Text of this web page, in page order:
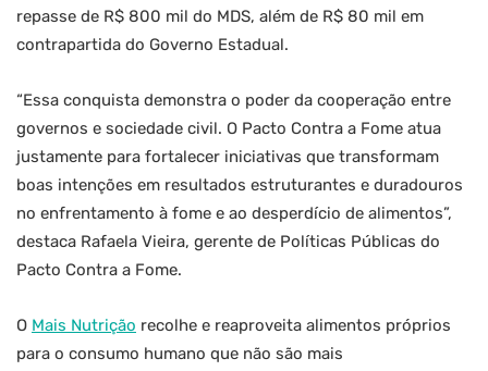
repasse de R$ 800 mil do MDS, além de R$ 80 mil em
contrapartida do Governo Estadual.
“Essa conquista demonstra o poder da cooperação entre
governos e sociedade civil. O Pacto Contra a Fome atua
justamente para fortalecer iniciativas que transformam
boas intenções em resultados estruturantes e duradouros
no enfrentamento à fome e ao desperdício de alimentos”,
destaca Rafaela Vieira, gerente de Políticas Públicas do
Pacto Contra a Fome.
O Mais Nutrição recolhe e reaproveita alimentos próprios
para o consumo humano que não são mais